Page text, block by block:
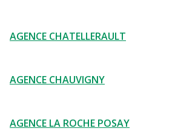
AGENCE CHATELLERAULT
AGENCE CHAUVIGNY
AGENCE LA ROCHE POSAY